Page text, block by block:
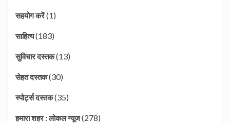
सहयोग करें(1)
साहित्य(183)
सुविचार दस्तक(13)
सेहत दस्तक(30)
स्पोर्ट्स दस्तक(35)
हमारा शहर : लोकल न्यूज(278)